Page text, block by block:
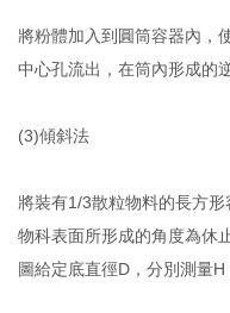
將粉體加入到圓筒容器內，
中心孔流出，在筒內形成的
(3)傾斜法
將裝有1/3散粒物料的長方
物科表面所形成的角度為休
圖給定底直徑D，分別測量